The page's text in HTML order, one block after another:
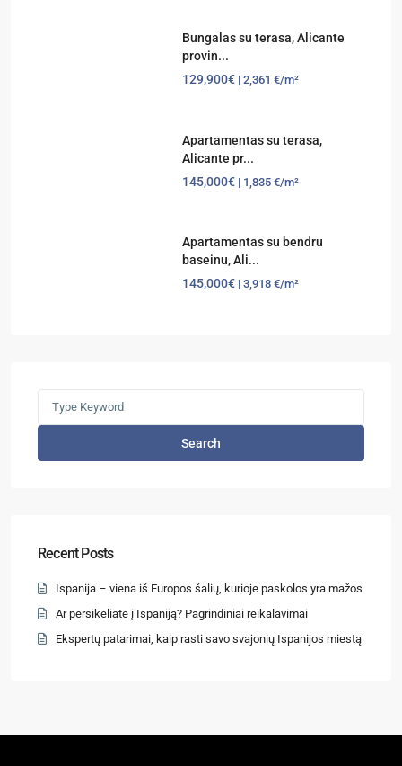
Bungalas su terasa, Alicante
provin...
129,900€ | 2,361 €/m²
Apartamentas su terasa,
Alicante pr...
145,000€ | 1,835 €/m²
Apartamentas su bendru
baseinu, Ali...
145,000€ | 3,918 €/m²
Search
Recent Posts
Ispanija – viena iš Europos šalių, kurioje paskolos yra mažos
Ar persikeliate į Ispaniją? Pagrindiniai reikalavimai
Ekspertų patarimai, kaip rasti savo svajonių Ispanijos miestą